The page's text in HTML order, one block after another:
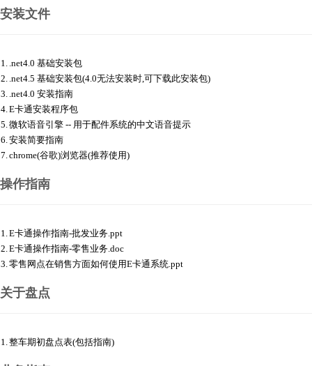
安装文件
1. .net4.0 基础安装包
2. .net4.5 基础安装包(4.0无法安装时,可下载此安装包)
3. .net4.0 安装指南
4.E卡通安装程序包
5.微软语音引擎 -- 用于配件系统的中文语音提示
6.安装简要指南
7.chrome(谷歌)浏览器(推荐使用)
操作指南
1.E卡通操作指南-批发业务.ppt
2.E卡通操作指南-零售业务.doc
3.零售网点在销售方面如何使用E卡通系统.ppt
关于盘点
1.整车期初盘点表(包括指南)